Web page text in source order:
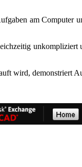
am
wird, demonstriert